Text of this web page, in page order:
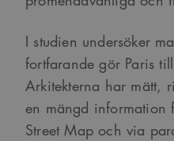
I studien undersöker
fortfarande gör Paris
Arkitekterna har mätt,
en mängd information
Street Map och via